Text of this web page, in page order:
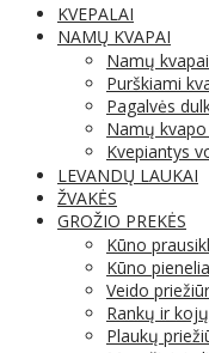
KVEPALAI
NAMŲ KVAPAI
Namų
Purškiami
Pagalvės
Namų
Kvepiantys
LEVANDŲ LAUKAI
ŽVAKĖS
GROŽIO PREKĖS
Kūno
Kūno
Veido
Rankų ir
Plaukų